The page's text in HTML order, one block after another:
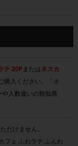
テ 20Pまたは ネスカ
購入ください。「ネ
入数違いの類似商
だけません。
フェ ふわラテ ふんわ